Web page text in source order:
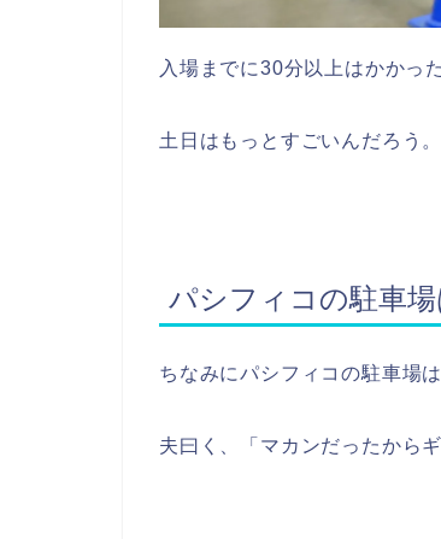
入場までに30分以上はかかっ
土日はもっとすごいんだろう。
パシフィコの駐車
ちなみにパシフィコの駐車場
夫曰く、「マカンだったから